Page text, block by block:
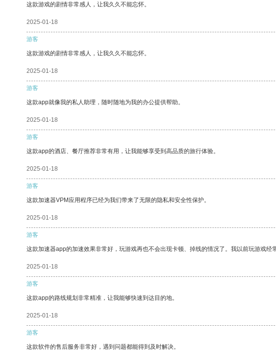
这款游戏的剧情非常感人，让我久久不能忘怀。
2025-01-18
游客
这款游戏的剧情非常感人，让我久久不能忘怀。
2025-01-18
游客
这款app就像我的私人助理，随时随地为我的办公提供帮助。
2025-01-18
游客
这款app的酒店、餐厅推荐非常有用，让我能够享受到高品质的旅行体验。
2025-01-18
游客
这款加速器VPM应用程序已经为我们带来了无限的隐私和安全性保护。
2025-01-18
游客
这款加速器app的加速效果非常好，玩游戏再也不会出现卡顿、掉线的情况了。我以前玩游戏经
2025-01-18
游客
这款app的路线规划非常精准，让我能够快速到达目的地。
2025-01-18
游客
这款软件的售后服务非常好，遇到问题都能得到及时解决。